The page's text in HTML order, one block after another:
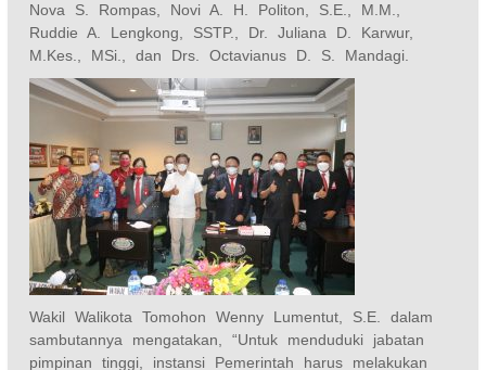
Nova S. Rompas, Novi A. H. Politon, S.E., M.M.,
Ruddie A. Lengkong, SSTP., Dr. Juliana D. Karwur,
M.Kes., MSi., dan Drs. Octavianus D. S. Mandagi.
Wakil Walikota Tomohon Wenny Lumentut, S.E. dalam
sambutannya mengatakan, “Untuk menduduki jabatan
pimpinan tinggi, instansi Pemerintah harus melakukan